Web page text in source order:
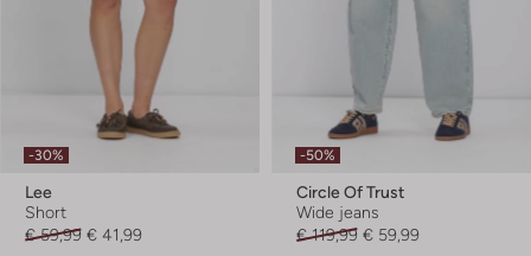
-30%
Lee
Short
€ 59,99 € 41,99
-50%
Circle Of Trust
Wide jeans
€ 119,99 € 59,99